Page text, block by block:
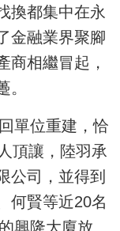
換都集中在永
金融業界聚腳
商相繼冒起，
單位重建，恰
頂讓，陸羽承
公司，並得到
何賢等近20名
興隆大廈放